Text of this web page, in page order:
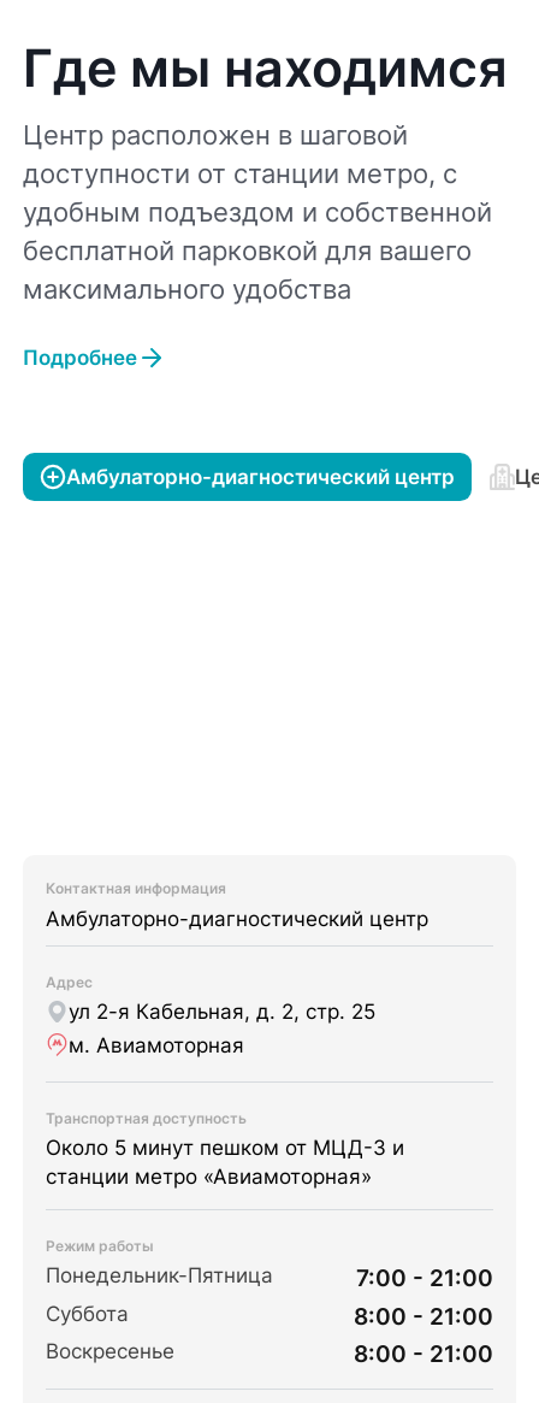
Где мы находимся
Центр расположен в шаговой
доступности от станции метро, с
удобным подъездом и собственной
бесплатной парковкой для вашего
максимального удобства
Подробнее
Амбулаторно-диагностический центр
Контактная информация
Амбулаторно-диагностический центр
Адрес
ул 2-я Кабельная, д. 2, стр. 25
м. Авиамоторная
Транспортная доступность
Около 5 минут пешком от МЦД-3 и
станции метро «Авиамоторная»
Режим работы
Понедельник-Пятница 7:00 - 21:00
Суббота 8:00 - 21:00
Воскресенье 8:00 - 21:00